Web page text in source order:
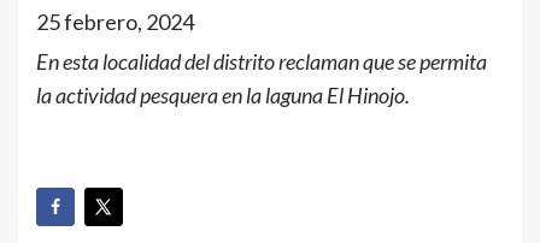
25 febrero, 2024
En esta localidad del distrito reclaman que se permita
la actividad pesquera en la laguna El Hinojo.